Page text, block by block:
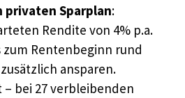
privaten Sparplan:
Rendite von 4% p.a.
zum Rentenbeginn rund
zusätzlich ansparen.
– bei 27 verbleibenden